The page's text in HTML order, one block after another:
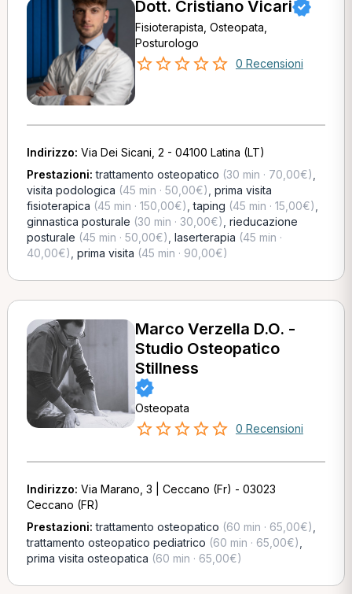
Dott. Cristiano Vicari
Fisioterapista, Osteopata,
Posturologo
0 Recensioni
Indirizzo: Via Dei Sicani, 2 - 04100 Latina (LT)
Prestazioni:trattamento osteopatico (30 min · 70,00€)
visita podologica (45 min · 50,00€) prima visita
fisioterapica (45 min · 150,00€) ,taping (45 min · 15,00€)
ginnastica posturale (30 min · 30,00€) rieducazione
posturale (45 min · 50,00€) laserterapia (45 min ·
40,00€) prima visita (45 min · 90,00€)
Marco Verzella D.O. -
Studio Osteopatico
Stillness
Osteopata
0 Recensioni
Indirizzo: Via Marano, 3 | Ceccano (Fr) - 03023
Ceccano (FR)
Prestazioni:trattamento osteopatico (60 min · 65,00€)
trattamento osteopatico pediatrico (60 min · 65,00€)
prima visita osteopatica (60 min · 65,00€)